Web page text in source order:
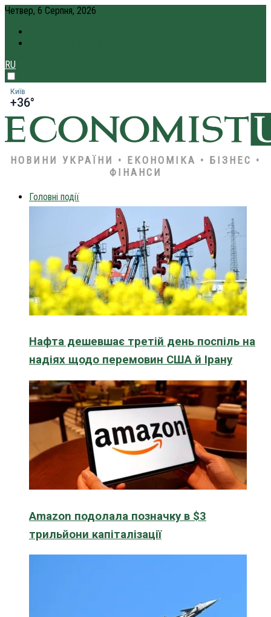
Четвер, 6 Серпня, 2026
RU
Київ
+36°
НОВИНИ УКРАЇНИ • ЕКОНОМІКА • БІЗНЕС •
ФІНАНСИ
Головні події
Нафта дешевшає третій день поспіль на
надіях щодо перемовин США й Ірану
Amazon подолала позначку в $3
трильйони капіталізації